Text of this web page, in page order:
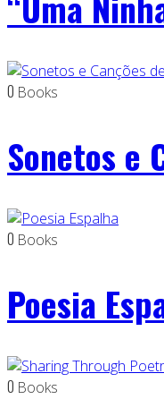
0 Books
Sonetos e
0 Books
Poesia
0 Books